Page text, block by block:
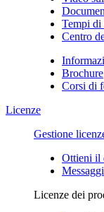
Tempi di
Centro
Brochure
Corsi di
Licenze
Gestione
Ottieni il
Licenze dei